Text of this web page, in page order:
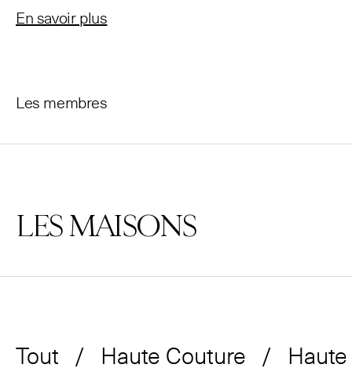
En savoir plus
Les membres
LES MAISONS
Tout Haute Couture